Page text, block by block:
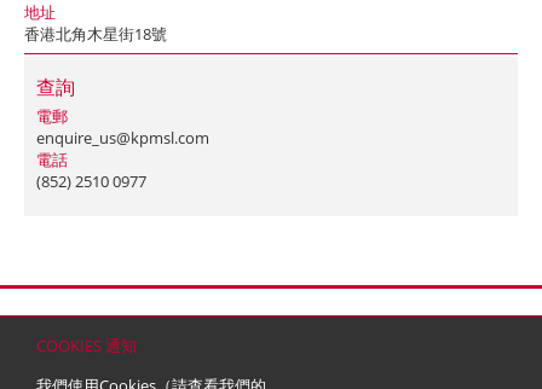
COOKIES 通知
地址
香港北角木星街18號
查詢
電郵
enquire_us@kpmsl.com
電話
(852) 2510 0977
© 2026 嘉里建設有限公司 (於百慕達註冊成立之有限公司)